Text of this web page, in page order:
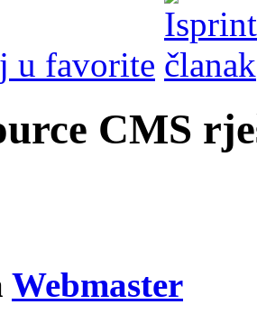
u favorite
CMS
Webmaster